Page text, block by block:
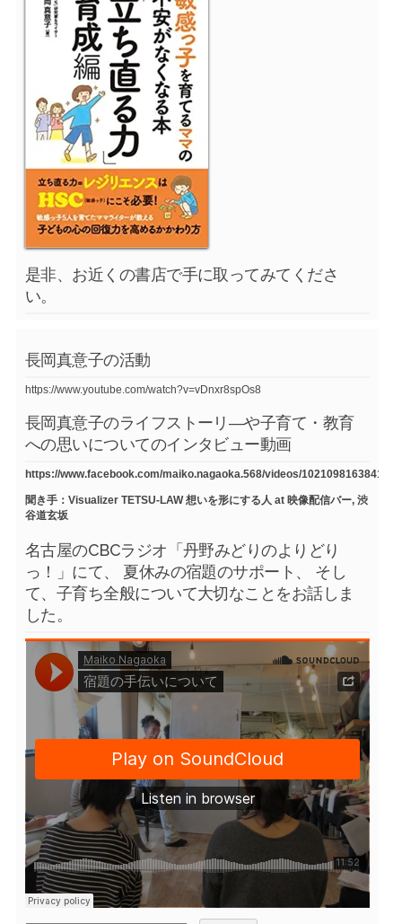
是非、お近くの書店で手に取ってみてくださ
い。
長岡真意子の活動
https://www.youtube.com/watch?v=vDnxr8spOs8
長岡真意子のライフストーリ―や子育て・教育
への思いについてのインタビュー動画
https://www.facebook.com/maiko.nagaoka.568/videos/
聞き手：Visualizer TETSU-LAW 想いを形にする人 at 映像配信バー, 渋
谷道玄坂
名古屋のCBCラジオ「丹野みどりのよりどり
っ！」にて、 夏休みの宿題のサポート、 そし
て、子育ち全般について大切なことをお話しま
した。